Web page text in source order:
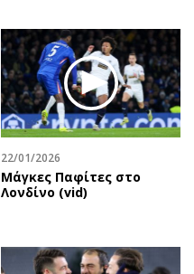
22/01/2026
Μάγκες Παφίτες στο
Λονδίνο (vid)